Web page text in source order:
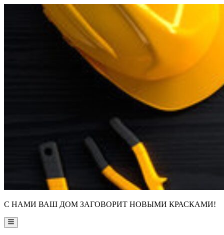
С НАМИ ВАШ ДОМ ЗАГОВОРИТ НОВЫМИ КРАСКАМИ!
Main
Menu